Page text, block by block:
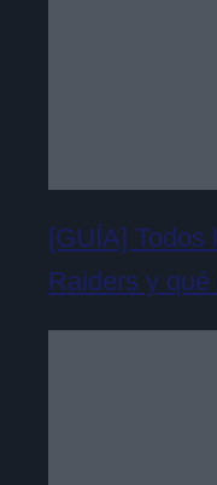
[GUÍA] Todos
Raiders y